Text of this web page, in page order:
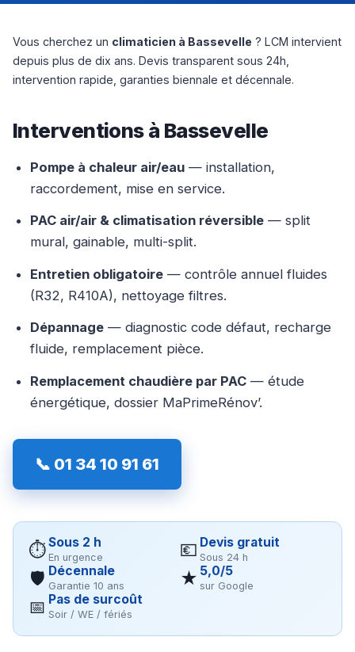
Vous cherchez un climaticien à Bassevelle ? LCM intervient
depuis plus de dix ans. Devis transparent sous 24h,
intervention rapide, garanties biennale et décennale.
Interventions à Bassevelle
Pompe à chaleur air/eau — installation,
raccordement, mise en service.
PAC air/air & climatisation réversible — split
mural, gainable, multi-split.
Entretien obligatoire — contrôle annuel fluides
(R32, R410A), nettoyage filtres.
Dépannage — diagnostic code défaut, recharge
fluide, remplacement pièce.
Remplacement chaudière par PAC — étude
énergétique, dossier MaPrimeRénov’.
📞 01 34 10 91 61
⏱Sous 2 h
En urgence 💶 Devis gratuit
Sous 24 h
🛡 Décennale
Garantie 10 ans ★ 5,0/5
sur Google
📅 Pas de surcoût
Soir / WE / fériés